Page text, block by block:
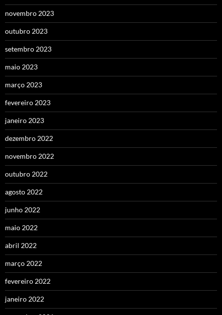
novembro 2023
outubro 2023
setembro 2023
maio 2023
março 2023
fevereiro 2023
janeiro 2023
dezembro 2022
novembro 2022
outubro 2022
agosto 2022
junho 2022
maio 2022
abril 2022
março 2022
fevereiro 2022
janeiro 2022